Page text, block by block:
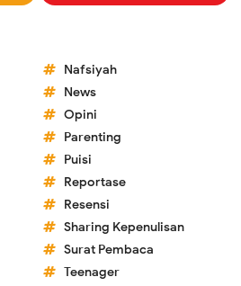
Nafsiyah
News
Opini
Parenting
Puisi
Reportase
Resensi
Sharing Kepenulisan
Surat Pembaca
Teenager